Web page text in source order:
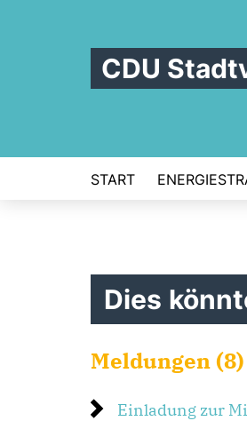
CDU
START
Dies
Meldungen (8)
Einladung zur